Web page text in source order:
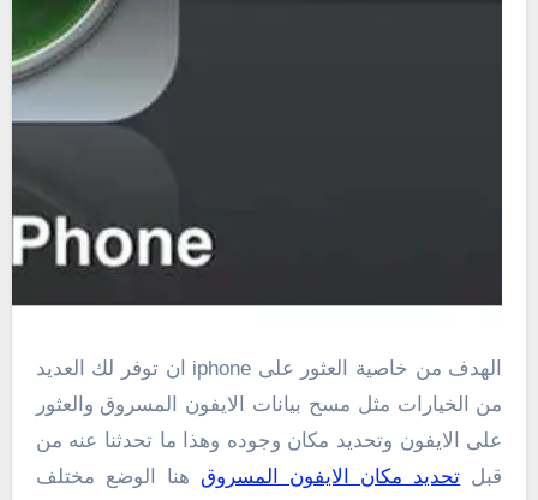
من الخيارات مثل مسح بيانات الايفون المسروق والعثور
على الايفون وتحديد مكان وجوده وهذا ما تحدثنا عنه من
قبل تحديد مكان الايفون المسروق هنا الوضع مختلف